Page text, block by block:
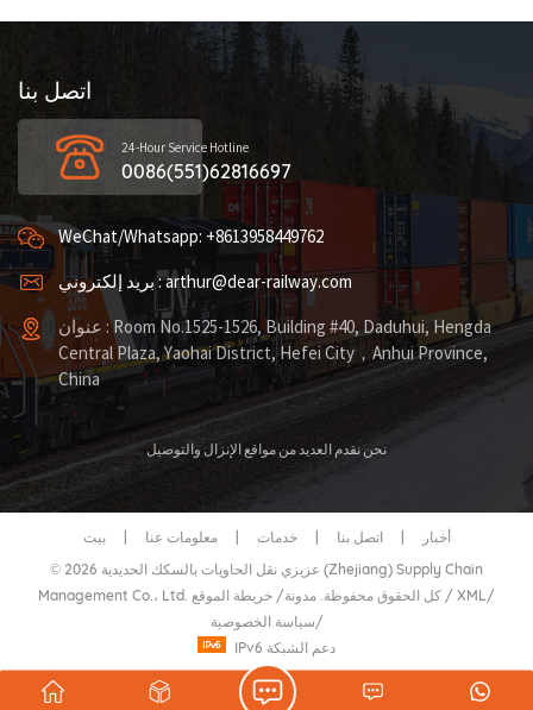
اتصل بنا
24-Hour Service Hotline
0086(551)62816697
WeChat/Whatsapp: +8613958449762
بريد إلكتروني : arthur@dear-railway.com
عنوان : Room No.1525-1526, Building #40, Daduhui, Hengda
Central Plaza, Yaohai District, Hefei City，Anhui Province,
China
نحن نقدم العديد من مواقع الإنزال والتوصيل
بيت معلومات عنا خدمات اتصل بنا
أخبار
© 2026 عزيزي نقل الحاويات بالسكك الحديدية (Zhejiang) Supply Chain
Management Co.، Ltd. كل الحقوق محفوظة. مدونة/ / XML/
سياسة الخصوصية/
IPv6 دعم الشبكة